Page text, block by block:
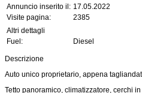
Annuncio inserito il: 17.05.2022
Visite pagina:
2385
Altri dettagli
Fuel:
Diesel
Descrizione
Auto unico proprietario, appena
Tetto panoramico, climatizzatore, cerchi